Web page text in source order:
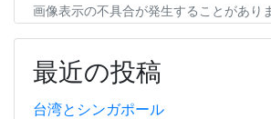
画像表示の不具合が発生することがあり
と、スマホの過度なセキュリティ対策が
に影響を与えているかもしれません。今
ィ対策とその影響について簡単にご紹介
最近の投稿
台湾とシンガポール